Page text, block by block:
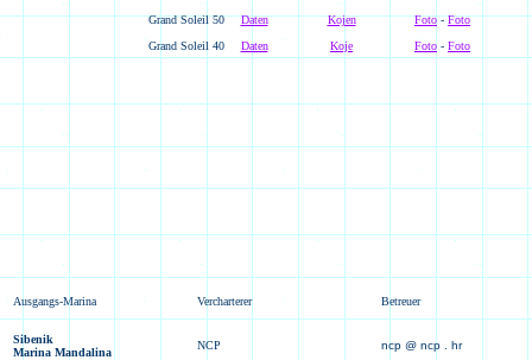
Grand Soleil 50 Daten Kojen Foto-Foto
Grand Soleil 40
Daten Koje Foto - Foto
Ausgangs-Marina Vercharterer Betreuer
Sibenik
Marina Mandalina
NCP ncp @ ncp . hr